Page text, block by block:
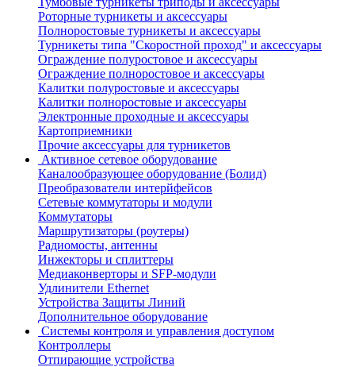
Роторные турникеты и аксессуары
Полноростовые турникеты и аксессуары
Турникеты типа "Скоростной проход" и аксессуары
Ограждение полуростовое и аксессуары
Ограждение полноростовое и аксессуары
Калитки полуростовые и аксессуары
Калитки полноростовые и аксессуары
Электронные проходные и аксессуары
Картоприемники
Прочие аксессуары для турникетов
Активное сетевое оборудование
Каналообразующее оборудование (Болид)
Преобразователи интерйфейсов
Сетевые коммутаторы и модули
Коммутаторы
Маршрутизаторы (роутеры)
Радиомосты, антенны
Инжекторы и сплиттеры
Медиаконверторы и SFP-модули
Удлинители Ethernet
Устройства Защиты Линий
Дополнительное оборудование
Системы контроля и управления доступом
Контроллеры
Отпирающие устройства